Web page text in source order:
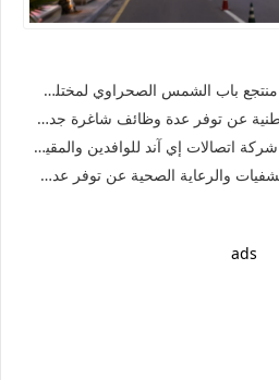
لمختلف التخصصات للجنسيين في دبي بالامارات لعام 2026
شاغرة جديدة للوافدين والأجانب في الامارات لعام 2026
للوافدين والمقيمين والأجانب في الامارات لعام 2026
توفر عدة وظائف شاغرة جديدة في مختلف التخصصات في دبي وأبوظبي
ads